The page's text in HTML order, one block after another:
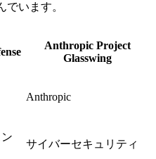
でいます。
Anthropic Project
Glasswing
Anthropic
サイバーセキュリティ